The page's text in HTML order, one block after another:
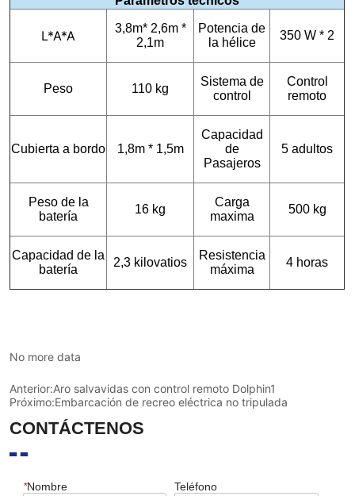
No more data
Anterior:Aro salvavidas con control remoto Dolphin1
Próximo:Embarcación de recreo eléctrica no tripulada
CONTÁCTENOS
*Nombre Teléfono